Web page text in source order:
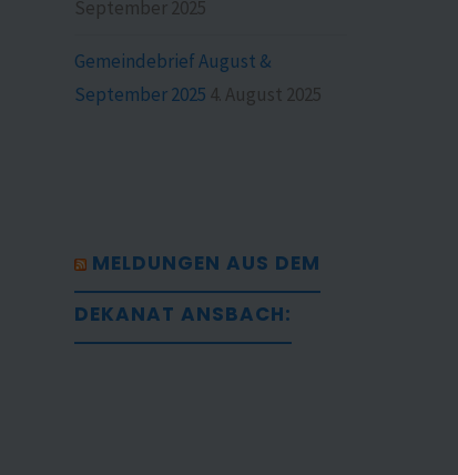
September 2025
Gemeindebrief August &
September 2025 4. August 2025
MELDUNGEN AUS DEM
DEKANAT ANSBACH: